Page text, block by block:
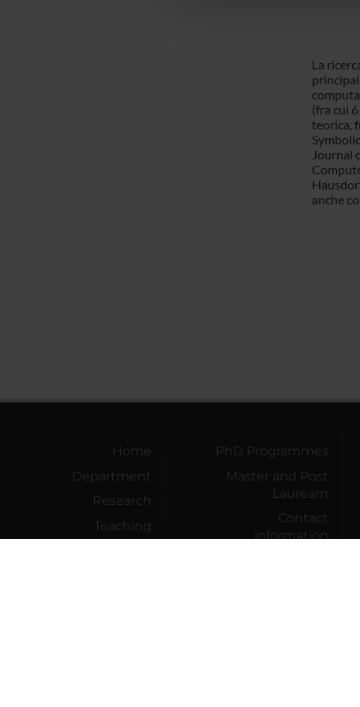
La
(fra cui
teorica,
Journal
anche
Home
Department
Research
Teaching
PhD Programmes
Master and Post
Lauream
Contact
information